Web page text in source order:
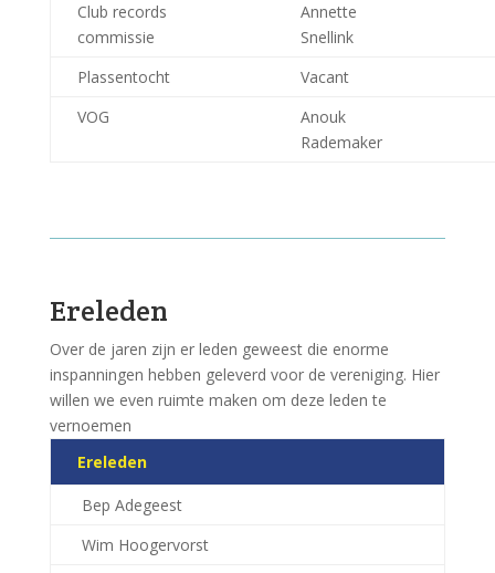
Club records
commissie
Annette
Snellink
Plassentocht
Vacant
VOG
Anouk
Rademaker
Ereleden
Over de jaren zijn er leden geweest die enorme
inspanningen hebben geleverd voor de vereniging. Hier
willen we even ruimte maken om deze leden te
vernoemen
Ereleden
Bep Adegeest
Wim Hoogervorst